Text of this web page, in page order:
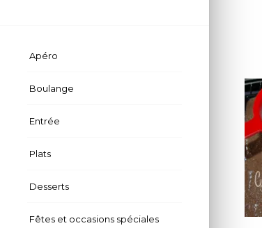
Apéro
Boulange
Entrée
Plats
Desserts
Fêtes et occasions spéciales